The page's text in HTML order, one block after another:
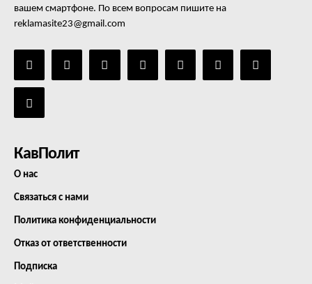
вашем смартфоне. По всем вопросам пишите на
reklamasite23@gmail.com
КавПолит
О нас
Связаться с нами
Политика конфиденциальности
Отказ от ответственности
Подписка